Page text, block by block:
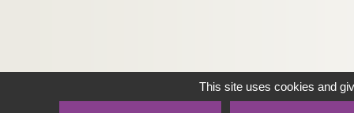
This site uses cookies and